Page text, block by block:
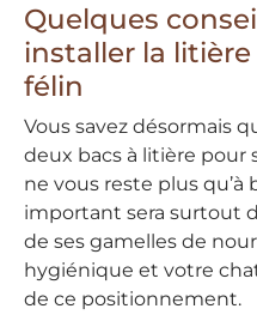
Quelques
installer la
félin
Vous savez désormais
deux bacs à litière pour
ne vous reste plus qu’à
important sera surtout
de ses gamelles de
hygiénique et votre
de ce positionnement.